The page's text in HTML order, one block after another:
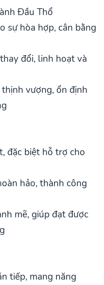
Đầu Thổ
sự hòa hợp, cân bằng
đổi, linh hoạt và
vượng, ổn định
đặc biệt hỗ trợ cho
hảo, thành công
mẽ, giúp đạt được
tiếp, mang năng